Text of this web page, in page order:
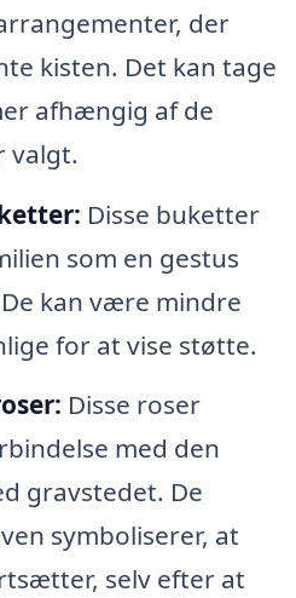
der
kisten. Det kan tage
afhængig af de
valgt.
Disse buketter
som en gestus
kan være mindre
for at vise støtte.
Disse roser
med den
gravstedet. De
symboliserer, at
selv efter at